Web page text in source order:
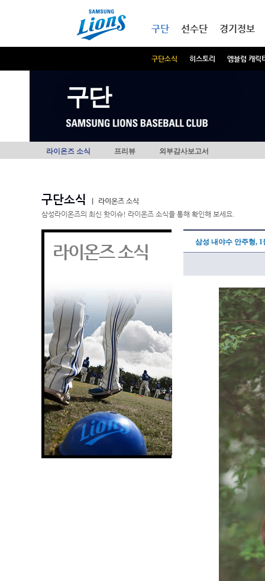
구단
구단소식 히스토리 엠블럼 캐릭
선수단 경기정보
구단
라이온즈 소식 프리뷰 외부감사보고서
구단소식
라이온즈 소식
삼성라이온즈의 최신 핫이슈! 라이온즈 소식을 통해 확인해 보세요.
라이온즈 소식 삼성 내야수 안주형, 1